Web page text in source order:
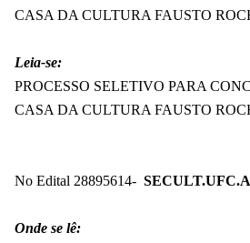
CASA DA CULTURA FAUSTO
Leia-se:
PROCESSO SELETIVO PARA
CASA DA CULTURA FAUSTO
No Edital 28895614-
Onde se lê: